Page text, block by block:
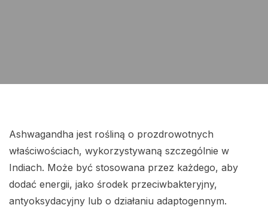
Ashwagandha jest rośliną o prozdrowotnych
właściwościach, wykorzystywaną szczególnie w
Indiach. Może być stosowana przez każdego, aby
dodać energii, jako środek przeciwbakteryjny,
antyoksydacyjny lub o działaniu adaptogennym.